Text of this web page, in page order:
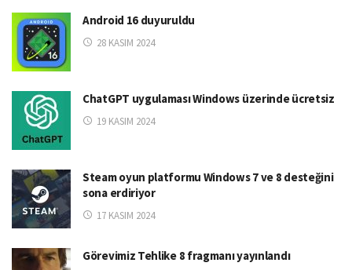
Android 16 duyuruldu
28 KASIM 2024
ChatGPT uygulaması Windows üzerinde ücretsiz
19 KASIM 2024
Steam oyun platformu Windows 7 ve 8 desteğini
sona erdiriyor
17 KASIM 2024
Görevimiz Tehlike 8 fragmanı yayınlandı